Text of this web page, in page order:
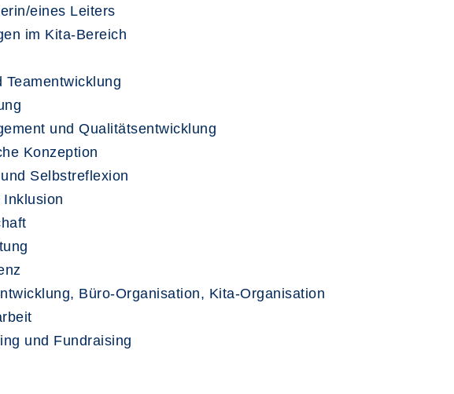
eines Leiters
im Kita-Bereich
Teamentwicklung
und Qualitätsentwicklung
Konzeption
Selbstreflexion
Büro-Organisation, Kita-Organisation
und Fundraising